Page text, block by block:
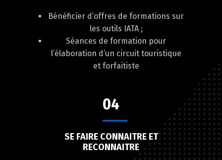
Bénéficier d’offres de formations sur
les outils IATA ;
Séances de formation pour
l’élaboration d’un circuit touristique
et forfaitiste
04
SE FAIRE CONNAITRE ET
RECONNAITRE